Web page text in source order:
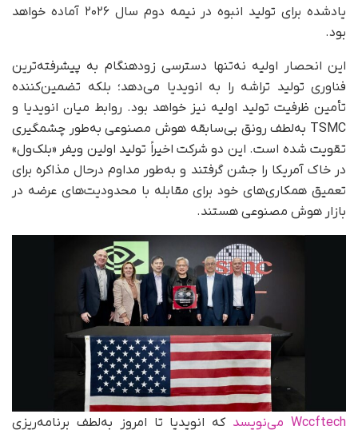
یادشده برای تولید انبوه در نیمه دوم سال ۲۰۲۶ آماده خواهد
بود.
این انحصار اولیه نه‌تنها دسترسی زودهنگام به پیشرفته‌ترین
فناوری تولید تراشه را به انویدیا می‌دهد؛ بلکه تضمین‌کننده
تأمین ظرفیت تولید اولیه نیز خواهد بود. روابط میان انویدیا و
TSMC به‌لطف رونق بی‌سابقه هوش مصنوعی به‌طور چشمگیری
تقویت شده است. این دو شرکت اخیراً تولید اولین ویفر «بلک‌ول»
در خاک آمریکا را جشن گرفتند و به‌طور مداوم درحال مذاکره برای
تعمیق همکاری‌های خود برای مقابله با محدودیت‌های عرضه در
بازار هوش مصنوعی هستند.
Wccftech می‌نویسد
که انویدیا تا امروز به‌لطف برنامه‌ریزی